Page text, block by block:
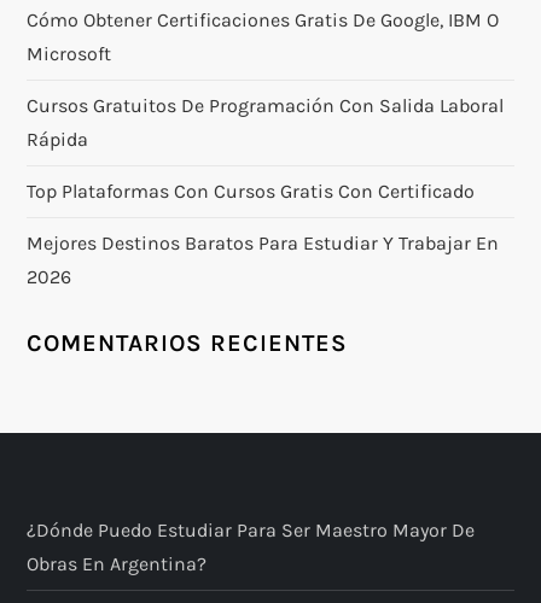
Cómo Obtener Certificaciones Gratis De Google, IBM O
Microsoft
Cursos Gratuitos De Programación Con Salida Laboral
Rápida
Top Plataformas Con Cursos Gratis Con Certificado
Mejores Destinos Baratos Para Estudiar Y Trabajar En
2026
COMENTARIOS RECIENTES
¿Dónde Puedo Estudiar Para Ser Maestro Mayor De
Obras En Argentina?